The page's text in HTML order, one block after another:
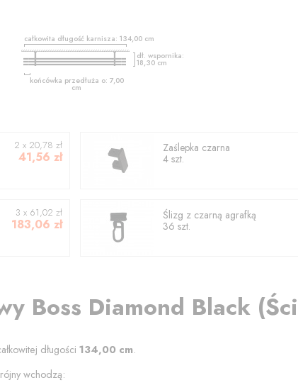
całkowita długość karnisza: 134,00cm
dł. wspornika:
18,30 cm
końcówka przedłuża o: 7,00
cm
2 x 20,78 zł
41,56 zł
Zaślepka czarna
4szt.
3 x 61,02 zł
183,06 zł
Ślizg z czarną agrafką
36 szt.
Boss Diamond Black (
długości 134,00 cm.
wchodzą: